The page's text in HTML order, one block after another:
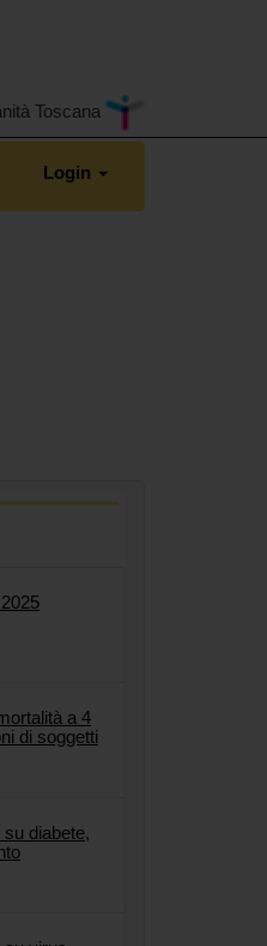
Toscana
Login
a 4
di soggetti
diabete,